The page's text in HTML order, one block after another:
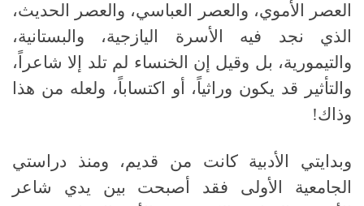
العصر الأموي، والعصر العباسي، والعصر الحديث،
الذي نجد فيه الأسرة اليازجية، والبستانية،
والتيمورية، بل وقيل إن الخنساء لم تلد إلا شاعراً،
والتأثير قد يكون وراثياً، أو اكتساباً، ولعله من هذا
وذاك!
وبدايتي الأدبية كانت من قديم، ومنذ دراستي
الجامعية الأولى فقد أصبحت بين يدي شاعر